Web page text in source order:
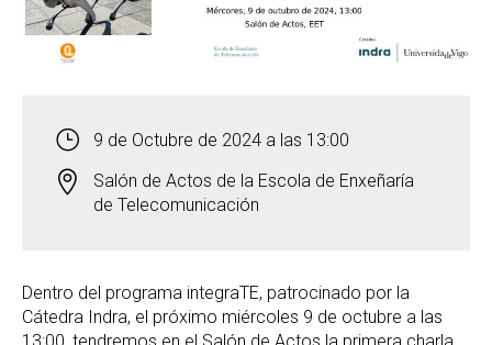
9 de Octubre de 2024 a las 13:00
Salón de Actos de la Escola de Enxeñaría
de Telecomunicación
Dentro del programa integraTE, patrocinado por la
Cátedra Indra, el próximo miércoles 9 de octubre a las